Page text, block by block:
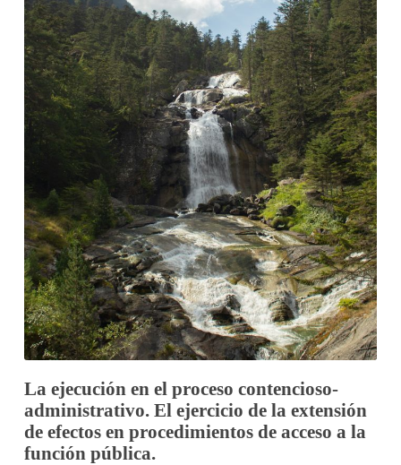
La ejecución en el proceso contencioso-
administrativo. El ejercicio de la extensión
de efectos en procedimientos de acceso a la
función pública.